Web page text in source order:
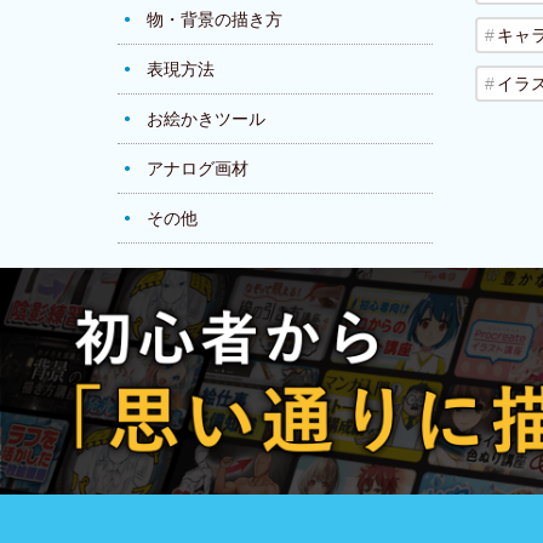
物・背景の描き方
表現方法
お絵かきツール
アナログ画材
その他
キャ
イラ